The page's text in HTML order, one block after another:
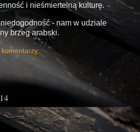
i nieśmiertelną kulturę.
- nam w udziale
brzeg arabski.
komentarzy: